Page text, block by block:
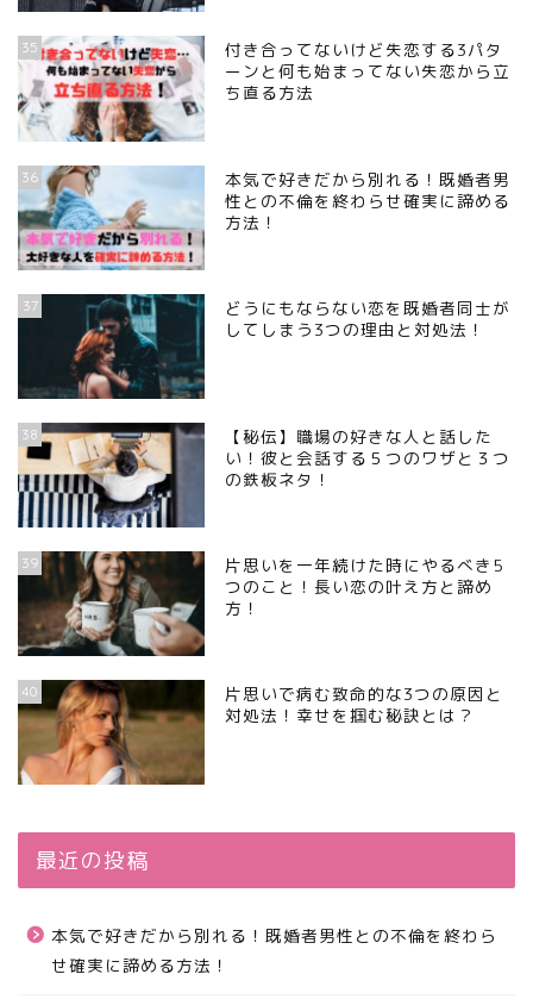
35
付き合ってないけど失恋する3パタ
ーンと何も始まってない失恋から立
ち直る方法
36
本気で好きだから別れる！既婚者男
性との不倫を終わらせ確実に諦める
方法！
37
どうにもならない恋を既婚者同士が
してしまう3つの理由と対処法！
38
【秘伝】職場の好きな人と話した
い！彼と会話する５つのワザと３つ
の鉄板ネタ！
39
片思いを一年続けた時にやるべき5
つのこと！長い恋の叶え方と諦め
方！
40
片思いで病む致命的な3つの原因と
対処法！幸せを掴む秘訣とは？
最近の投稿
本気で好きだから別れる！既婚者男性との不倫を終わら
せ確実に諦める方法！